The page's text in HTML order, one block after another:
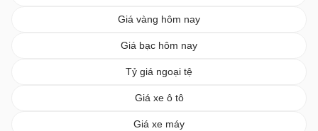
Giá vàng hôm nay
Giá bạc hôm nay
Tỷ giá ngoại tệ
Giá xe ô tô
Giá xe máy